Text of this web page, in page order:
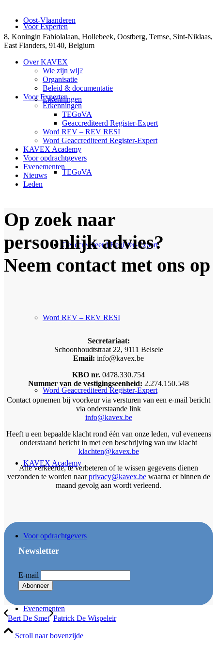
Voor Experten
Erkenningen
TEGoVA
Geaccrediteerd Register-Expert
Word REV – REV RESI
Word Geaccrediteerd Register-Expert
KAVEX Academy
Voor opdrachtgevers
Evenementen
Oost-Vlaanderen
8, Koningin Fabiolalaan, Hollebeek, Oostberg, Temse, Sint-Niklaas,
East Flanders, 9140, Belgium
Over KAVEX
Wie zijn wij?
Organisatie
Beleid & documentatie
Voor Experten
Erkenningen
TEGoVA
Geaccrediteerd Register-Expert
Word REV – REV RESI
Word Geaccrediteerd Register-Expert
KAVEX Academy
Voor opdrachtgevers
Evenementen
Nieuws
Leden
Op zoek naar
persoonlijk advies?
Neem contact met ons op
Secretariaat:
Schoonhoudtstraat 22, 9111 Belsele
Email: info@kavex.be
KBO nr. 0478.330.754
Nummer van de vestigingseenheid: 2.274.150.548
Contact opnemen bij voorkeur via versturen van een e-mail bericht
via onderstaande link
info@kavex.be
Heeft u een bepaalde klacht rond één van onze leden, vul eveneens
onderstaand bericht in met een beschrijving van uw klacht
klachten@kavex.be
Alle verkeerde, te verbeteren of te wissen gegevens dienen
verzonden te worden naarprivacy@kavex.bewaarna er binnen de
maand gevolg aan wordt verleend.
Newsletter
E-mail
Bert De Smet Patrick De Wispeleir
Scroll naar bovenzijde